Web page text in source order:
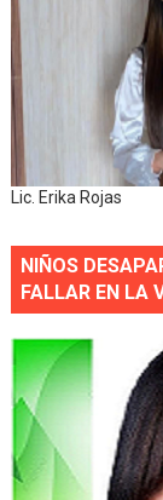
Lic. Erika Rojas
NIÑOS
FALLAR EN LA